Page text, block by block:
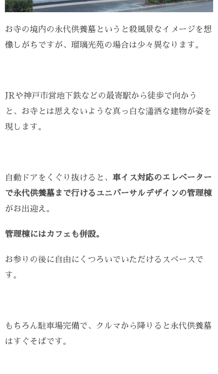
お寺の境内の永代供養墓というと殺風景なイメージを想
像しがちですが、瑠璃光苑の場合は少々異なります。
JRや神戸市営地下鉄などの最寄駅から徒歩で向かう
と、お寺とは思えないような真っ白な瀟洒な建物が姿を
現します。
自動ドアをくぐり抜けると、 車イス対応のエレベーター
で永代供養墓まで行けるユニバーサルデザインの管理棟
がお出迎え。
管理棟にはカフェも併設。
お参りの後に自由にくつろいでいただけるスペースで
す。
もちろん駐車場完備で、クルマから降りると永代供養墓
はすぐそばです。